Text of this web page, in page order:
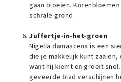
gaan bloeien.
schrale grond.
Juffertje-in-het-groen
Nigella damascena is een
die je makkelijk kunt zaaien,
want hij kiemt en groeit
geveerde blad verschijnen